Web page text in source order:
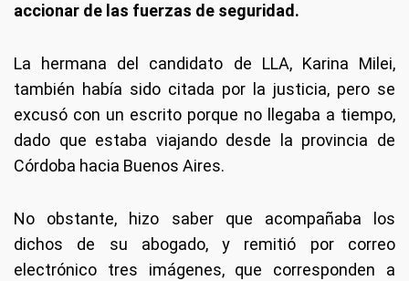
accionar de las fuerzas de seguridad.
La hermana del candidato de LLA, Karina Milei,
también había sido citada por la justicia, pero se
excusó con un escrito porque no llegaba a tiempo,
dado que estaba viajando desde la provincia de
Córdoba hacia Buenos Aires.
No obstante, hizo saber que acompañaba los
dichos de su abogado, y remitió por correo
electrónico tres imágenes, que corresponden a